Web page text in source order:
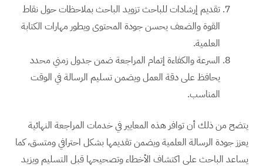
تقديم إرشادات للباحث تزويد الباحث بملاحظات حول نقاط
القوة والضعف يحسن جودة المحتوى ويطور مهارات الكتابة
العلمية.
السرعة والكفاءة إتمام المراجعة ضمن جدول زمني محدد
يحافظ على دقة العمل ويضمن تسليم الرسالة في الوقت
المناسب.
يتضح من ذلك أن توافر هذه المعايير في خدمات المراجعة النهائية
يعزز جودة الرسالة العلمية ويضمن تقديمها بشكل احترافي ومتسق، كما
يساعد الباحث على اكتشاف الأخطاء وتصحيحها قبل التسليم ويزيد